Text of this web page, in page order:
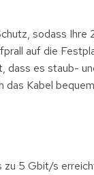
sodass
auf die
dass es staub-
Kabel
zu 5 Gbit/s